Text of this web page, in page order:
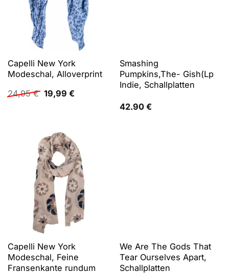
Capelli New York
Modeschal, Alloverprint
24,95€ Ursprünglicher
Preis
19,99 €Aktueller
Smashing
Pumpkins,The- Gish(Lp
Indie, Schallplatten
42.90 €
Capelli New York
Modeschal, Feine
Fransenkante rundum
We Are The Gods That
Tear Ourselves Apart,
Schallplatten